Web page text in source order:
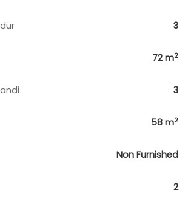
3
72m2
3
58 m2
Non Furnished
2